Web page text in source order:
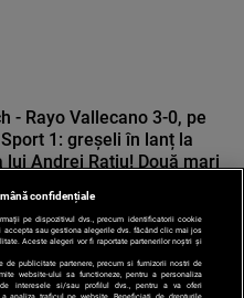
- Rayo Vallecano 3-0, pe
Sport 1: greșeli în lanț la
lui Andrei Rațiu! Două mari
confidențiale
pe dispozitivul dvs., precum identificatorii cookie
accepta sau gestiona alegerile dvs. făcând clic mai jos
Aceste alegeri vor fi raportate partenerilor noștri și
publicitate partenere, precum si furnizorii nostri de
website-ului sa functioneze, pentru a personaliza
interesele si/sau profilul dvs., pentru a va oferi
analiza traficul pe website. Beneficiati de drepturile